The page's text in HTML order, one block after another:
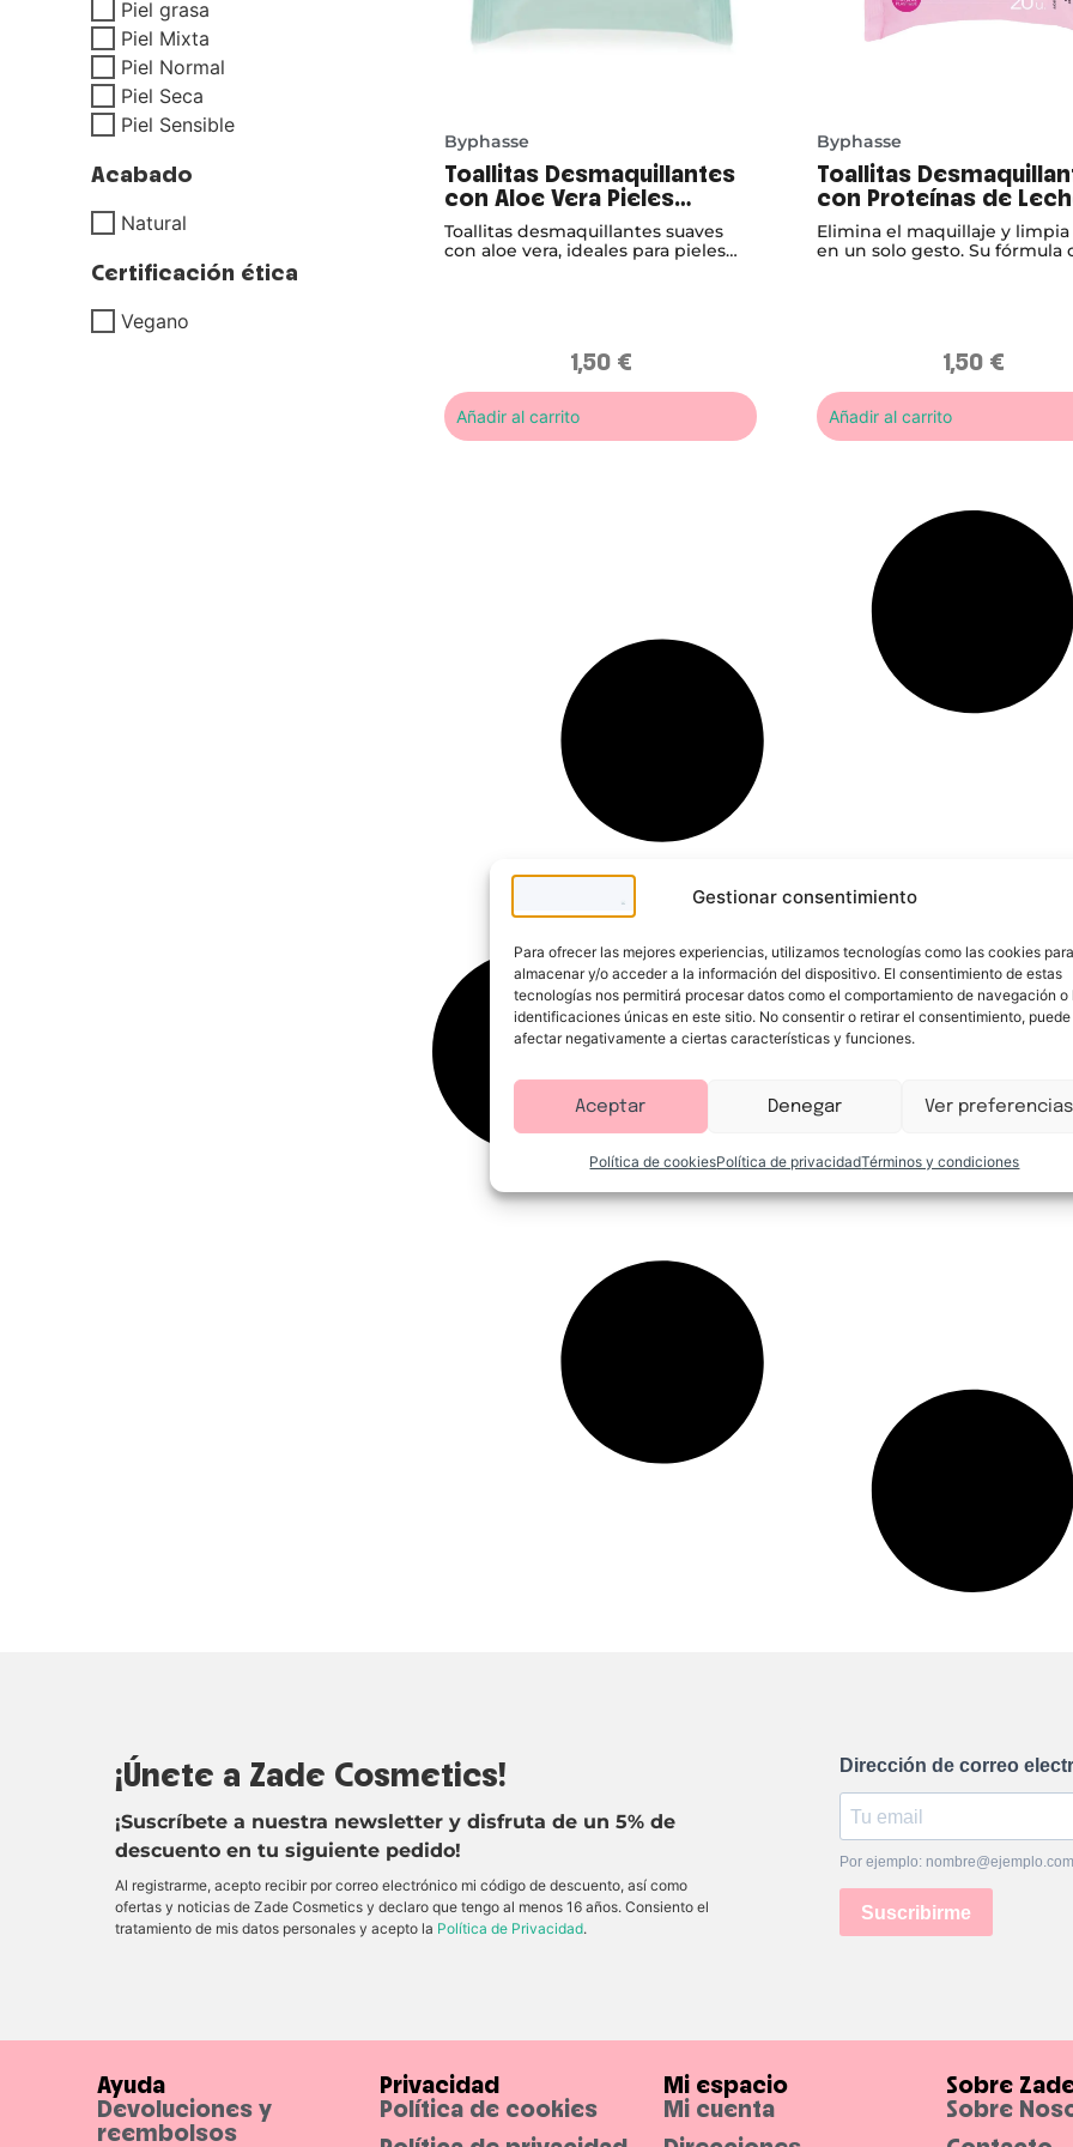
Gestionar consentimiento
Para ofrecer las mejores experiencias, utilizamos tecnologías como las cookies para
almacenar y/o acceder a la información del dispositivo. El consentimiento de estas
tecnologías nos permitirá procesar datos como el comportamiento de navegación o
identificaciones únicas en este sitio. No consentir o retirar el consentimiento, puede
afectar negativamente a ciertas características y funciones.
Aceptar Denegar Ver preferencias
Política de cookiesPolítica de privacidadTérminos y condiciones
Piel grasa
Piel Mixta
Piel Normal
Piel Seca
Piel Sensible
Acabado
Natural
Certificación ética
Vegano
Byphasse
Toallitas Desmaquillantes
con Aloe Vera Pieles
Sensibles
Toallitas desmaquillantes suaves
con aloe vera, ideales para pieles
1,50 €
Añadir al carrito
Byphasse
Toallitas
con Proteínas de
Elimina el maquillaje y
en un solo gesto. Su fórmula
1,50 €
Añadir al carrito
¡Únete a Zade Cosmetics!
¡Suscríbete a nuestra newsletter y disfruta de un 5% de
descuento en tu siguiente pedido!
Al registrarme, acepto recibir por correo electrónico mi código de descuento, así como
ofertas y noticias de Zade Cosmetics y declaro que tengo al menos 16 años. Consiento el
tratamiento de mis datos personales y acepto la Política de Privacidad.
Dirección de correo
Por ejemplo: nombre@ejemplo.com
Suscribirme
Ayuda
Devoluciones y
reembolsos
Privacidad
Política de cookies
Mi espacio
Mi cuenta
Sobre
Sobre